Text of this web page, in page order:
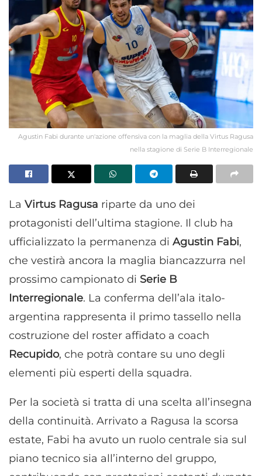
Agustin Fabi durante un'azione offensiva con la maglia della Virtus Ragusa
nella stagione di Serie B Interregionale
La Virtus Ragusa riparte da uno dei
protagonisti dell’ultima stagione. Il club ha
ufficializzato la permanenza di Agustin Fabi,
che vestirà ancora la maglia biancazzurra nel
prossimo campionato di Serie B
Interregionale. La conferma dell’ala italo-
argentina rappresenta il primo tassello nella
costruzione del roster affidato a coach
Recupido, che potrà contare su uno degli
elementi più esperti della squadra.
Per la società si tratta di una scelta all’insegna
della continuità. Arrivato a Ragusa la scorsa
estate, Fabi ha avuto un ruolo centrale sia sul
piano tecnico sia all’interno del gruppo,